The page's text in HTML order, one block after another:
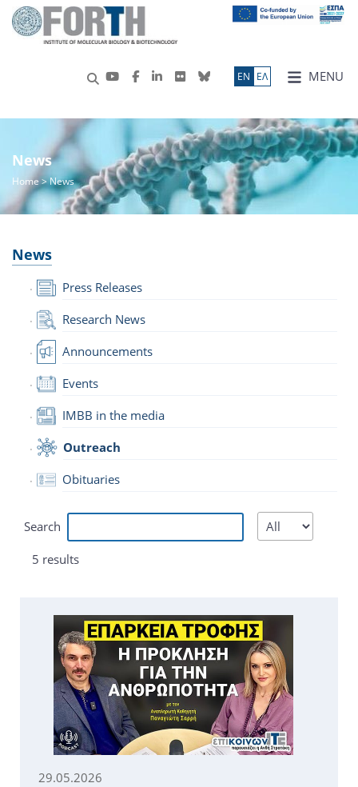
MENU
ΕN ΕΛ
News
Home> News
News
Press Releases
Research News
Announcements
Events
IMBB in the media
Outreach
Obituaries
Search
5 results
29.05.2026